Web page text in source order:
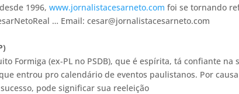
1996,www.jornalistacesarneto.com foi se tornando
… Email: cesar@jornalistacesarneto.com
Formiga (ex-PL no PSDB), que é espírita, tá confiante na
entrou pro calendário de eventos paulistanos. Por
pode significar sua reeleição